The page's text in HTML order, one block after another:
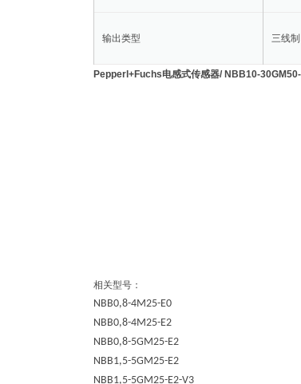
输出类型 三线制
Pepperl+Fuchs电感式传感器/ NBB10-
相关型号：
NBB0,8-4M25-E0
NBB0,8-4M25-E2
NBB0,8-5GM25-E2
NBB1,5-5GM25-E2
NBB1,5-5GM25-E2-V3